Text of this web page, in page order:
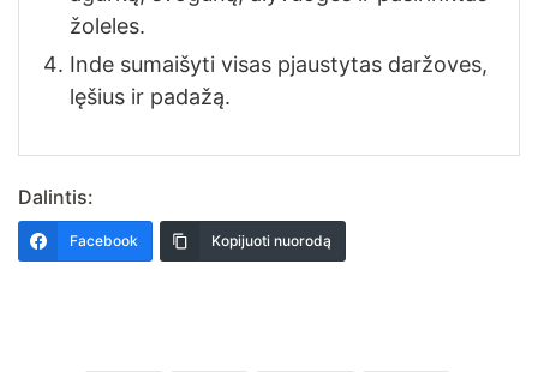
žoleles.
Inde sumaišyti visas pjaustytas daržoves,
lęšius ir padažą.
Dalintis:
Facebook Kopijuoti nuorodą